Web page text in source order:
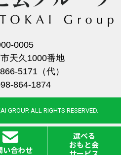
0005
天久1000番地
5171（代）
864-1874
ALL RIGHTS RESERVED.
い合わせ
選べる
おもと会